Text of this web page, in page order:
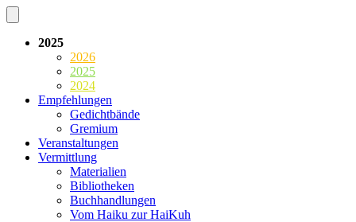
2025
2026
2025
2024
Empfehlungen
Gedichtbände
Gremium
Veranstaltungen
Vermittlung
Materialien
Bibliotheken
Buchhandlungen
Vom Haiku zur HaiKuh